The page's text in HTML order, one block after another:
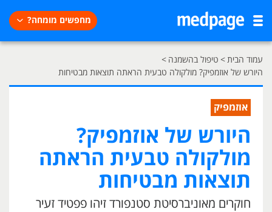
מחפשים מומחה?
עמוד הבית> טיפול בהשמנה >
היורש של אוזמפיק? מולקולה טבעית הראתה תוצאות מבטיחות
אוזמפיק
היורש של אוזמפיק?
מולקולה טבעית הראתה
תוצאות מבטיחות
חוקרים מאוניברסיטת סטנפורד זיהו פפטיד זעיר